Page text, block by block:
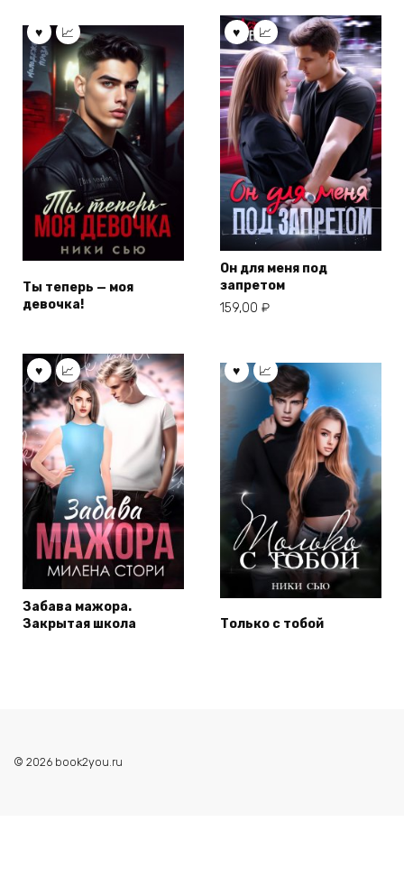
Ты теперь — моя
девочка!
Он для меня под
запретом
159,00 ₽
Забава мажора.
Закрытая школа
Только с тобой
© 2026 book2you.ru